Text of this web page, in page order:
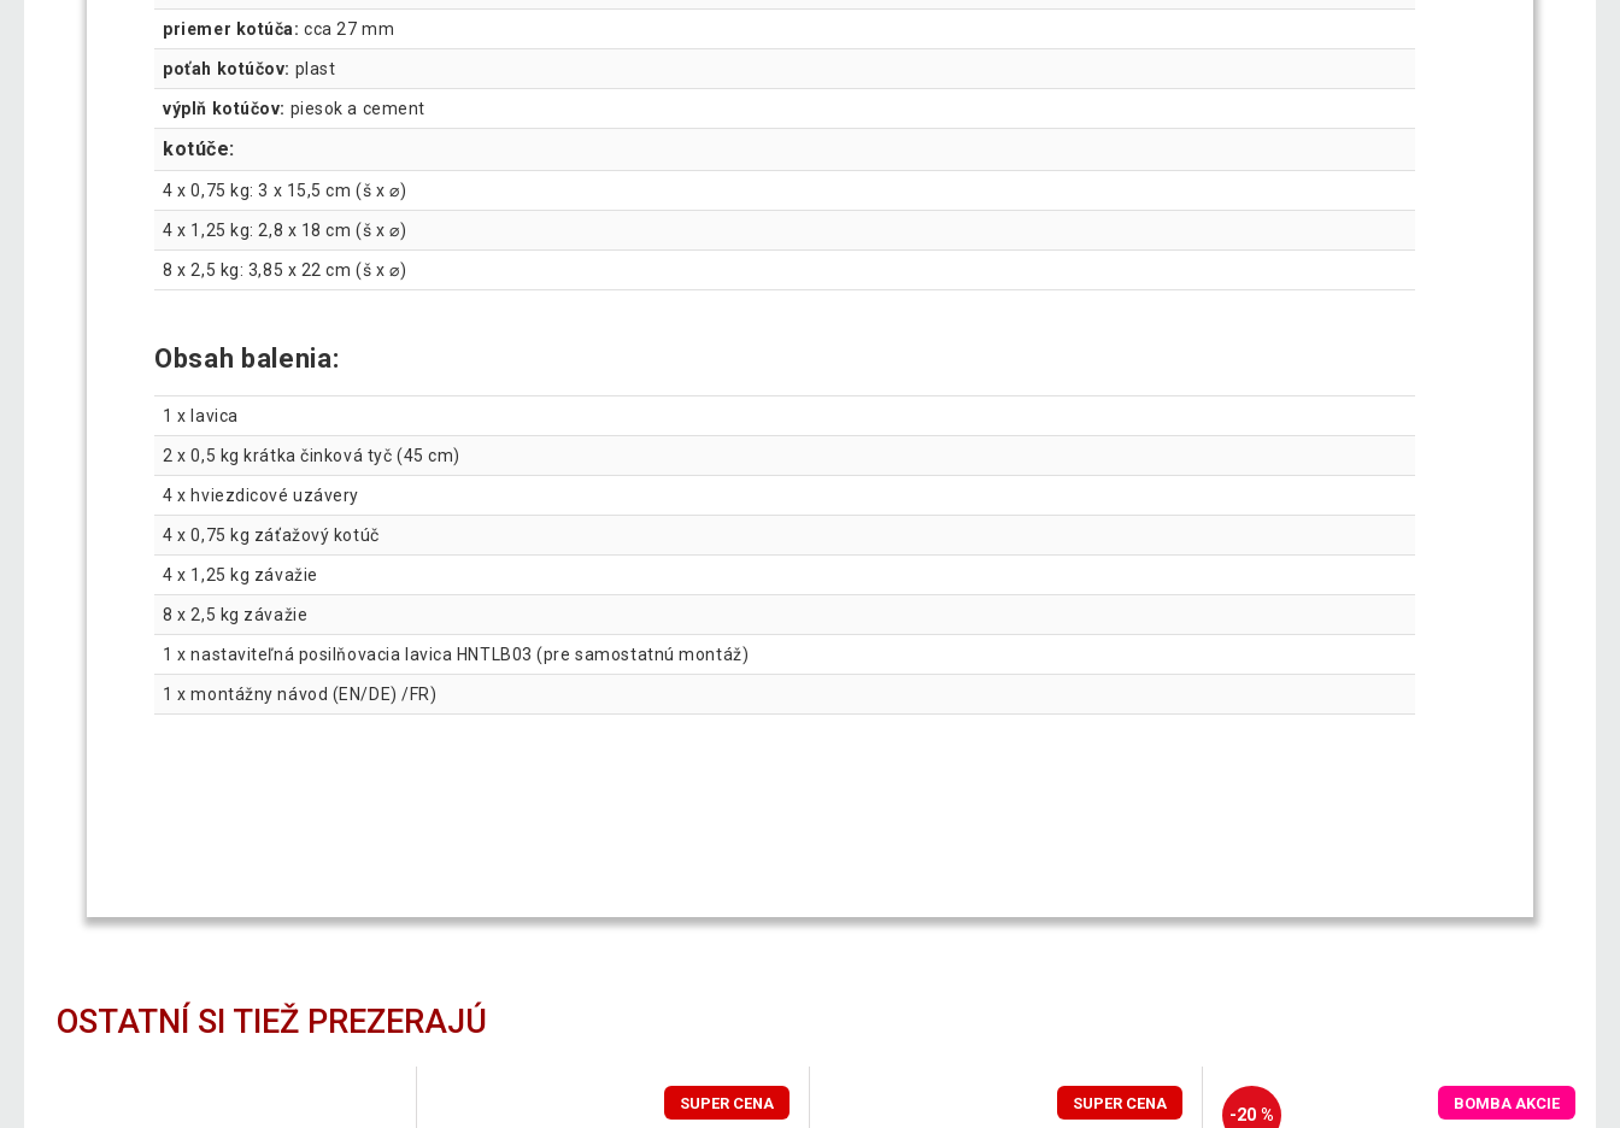
priemer kotúča:cca 27 mm
poťah kotúčov: plast
výplň kotúčov: piesok a cement
kotúče:
4 x 0,75 kg: 3 x 15,5 cm (š x ⌀)
4 x 1,25 kg: 2,8 x 18 cm (š x ⌀)
8 x 2,5 kg: 3,85 x 22 cm (š x ⌀)
Obsah balenia:
1 x lavica
2 x 0,5 kg krátka činková tyč (45 cm)
4 x hviezdicové uzávery
4 x 0,75 kg záťažový kotúč
4 x 1,25 kg závažie
8 x 2,5 kg závažie
1 x nastaviteľná posilňovacia lavica HNTLB03 (pre samostatnú montáž)
1 x montážny návod (EN/DE) /FR)
OSTATNÍ SI TIEŽ PREZERAJÚ
SUPER CENA SUPER CENA
-20 %
BOMBA AKCIE